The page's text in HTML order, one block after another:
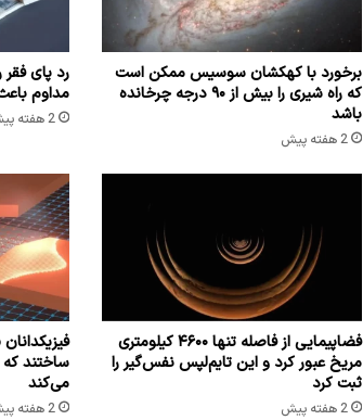
برخورد با کهکشان سوسیس ممکن است
که راه شیری را بیش از ۹۰ درجه چرخانده
باشد
2 هفته پیش
رد پای
مداوم
2 هفته پیش
فضاپیمایی از فاصله تنها ۴۶۰۰ کیلومتری
مریخ عبور کرد و این تایم‌لپس نفس‌گیر را
ثبت کرد
2 هفته پیش
ساختند که
می‌کند
2 هفته پیش